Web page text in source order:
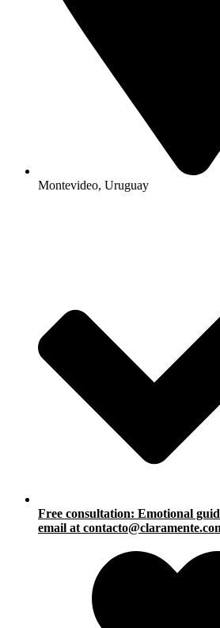
Montevideo, Uruguay
Free consultation: Emotional
email at